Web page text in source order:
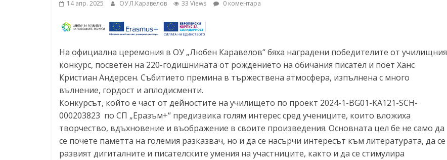
14 апр. 2025 ОУ Л.Каравелов 33 Views 0 коментара
На официална церемония в ОУ „Любен Каравелов“ бяха наградени победителите от училищния
конкурс, посветен на 220-годишнината от рождението на обичания писател и поет Ханс
Кристиан Андерсен. Събитието премина в тържествена атмосфера, изпълнена с много
вълнение, гордост и аплодисменти.
Конкурсът, който е част от дейностите на училището по проект 2024-1-BG01-KA121-SCH-
000203823 по СП „Еразъм+“ предизвика голям интерес сред учениците, които вложиха
творчество, вдъхновение и въображение в своите произведения. Основната цел бе не само да
се почете паметта на големия разказвач, но и да се насърчи интересът към литературата, да се
развият дигиталните и писателските умения на участниците, както и да се стимулира